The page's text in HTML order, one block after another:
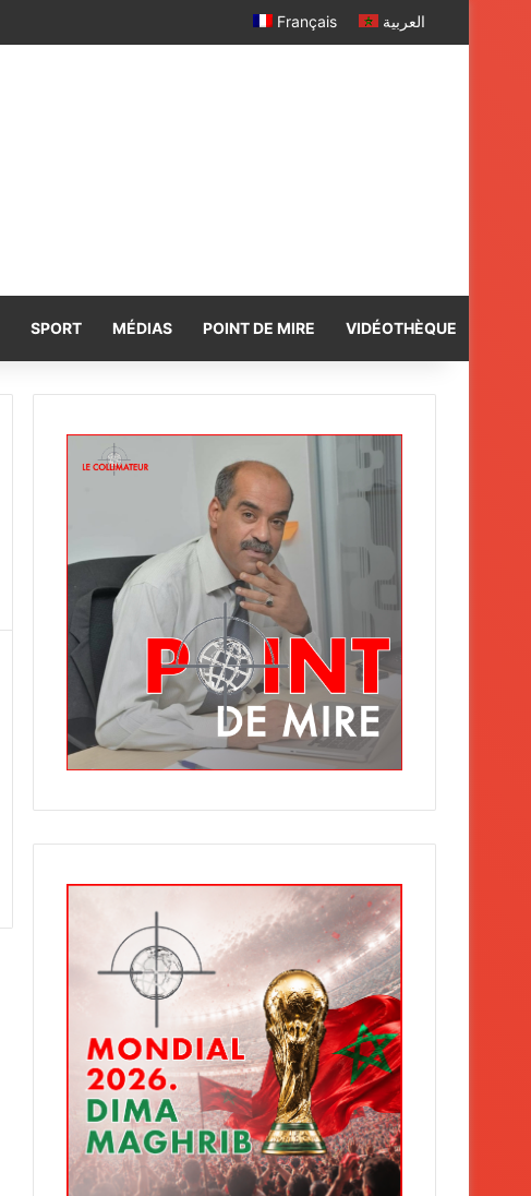
Français العربية
SPORT MÉDIAS POINT DE MIRE VIDÉOTHÈQUE